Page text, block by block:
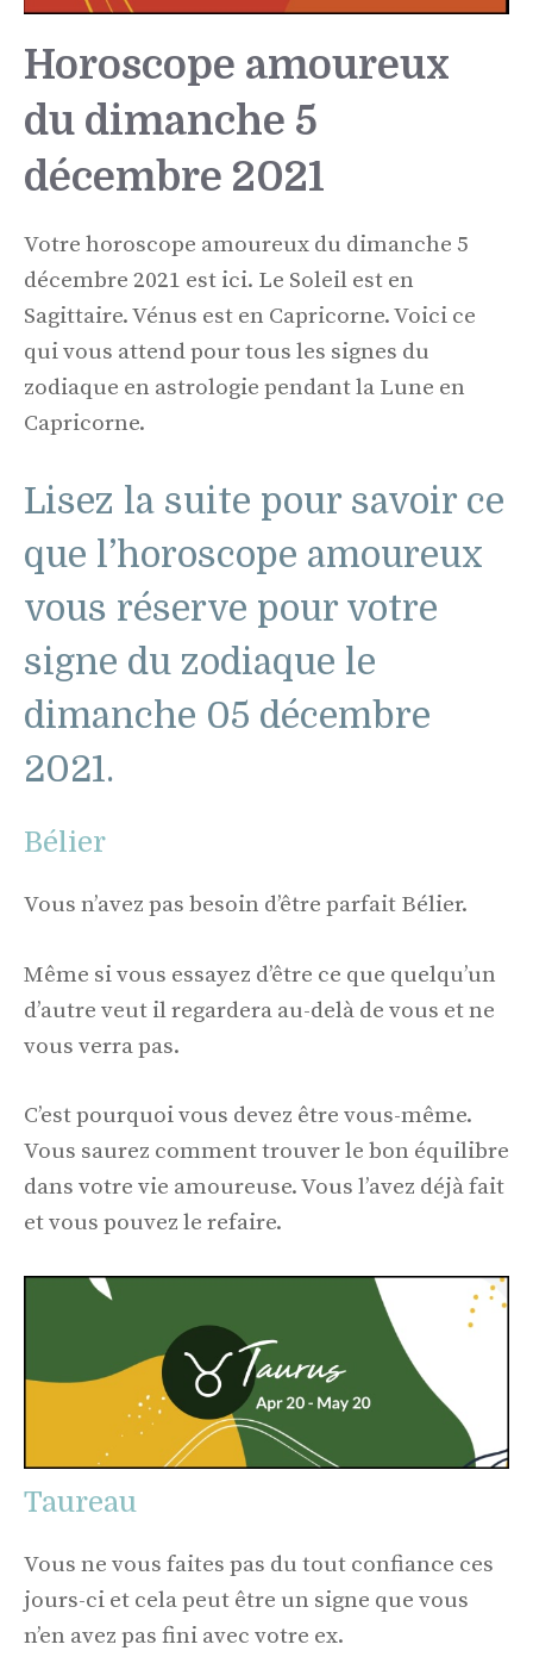
Horoscope amoureux
du dimanche 5
décembre 2021
Votre horoscope amoureux du dimanche 5
décembre 2021 est ici. Le Soleil est en
Sagittaire. Vénus est en Capricorne. Voici ce
qui vous attend pour tous les signes du
zodiaque en astrologie pendant la Lune en
Capricorne.
Lisez la suite pour savoir ce
que l’horoscope amoureux
vous réserve pour votre
signe du zodiaque le
dimanche 05 décembre
2021.
Bélier
Vous n’avez pas besoin d’être parfait Bélier.
Même si vous essayez d’être ce que quelqu’un
d’autre veut il regardera au-delà de vous et ne
vous verra pas.
C’est pourquoi vous devez être vous-même.
Vous saurez comment trouver le bon équilibre
dans votre vie amoureuse. Vous l’avez déjà fait
et vous pouvez le refaire.
Taureau
Vous ne vous faites pas du tout confiance ces
jours-ci et cela peut être un signe que vous
n’en avez pas fini avec votre ex.